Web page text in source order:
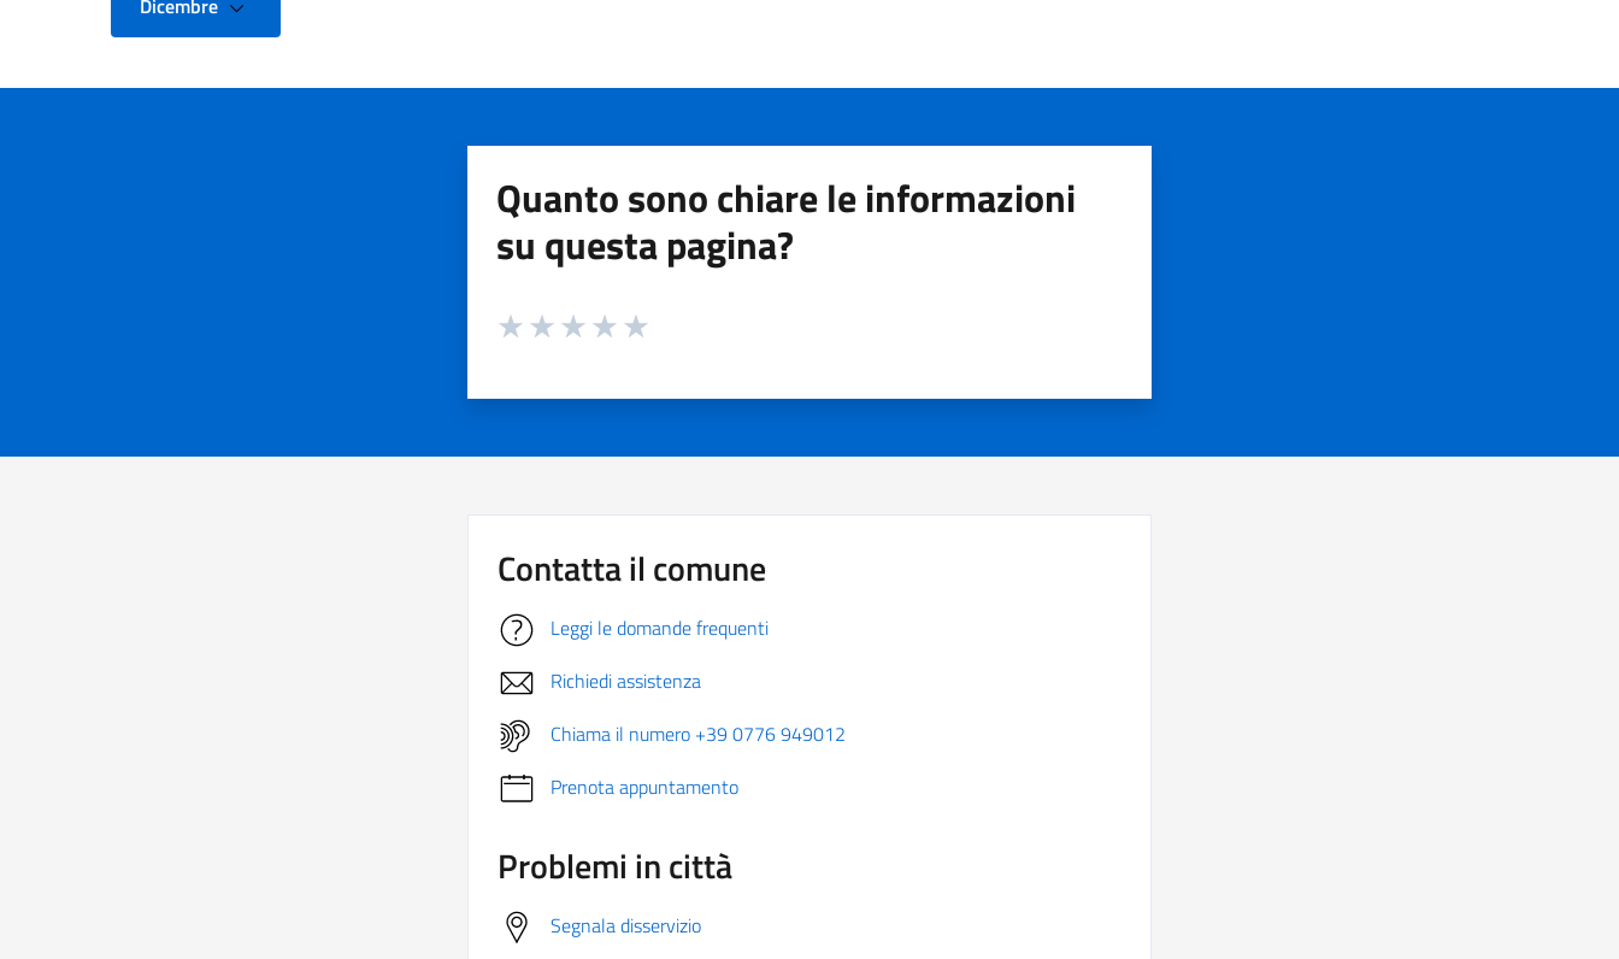
Dicembre
Quanto sono chiare le informazioni
su questa pagina?
Valuta da 1 a 5 stelle la pagina
Contatta il comune
Leggi le domande frequenti
Richiedi assistenza
Chiama il numero +39 0776 949012
Prenota appuntamento
Problemi in città
Segnala disservizio